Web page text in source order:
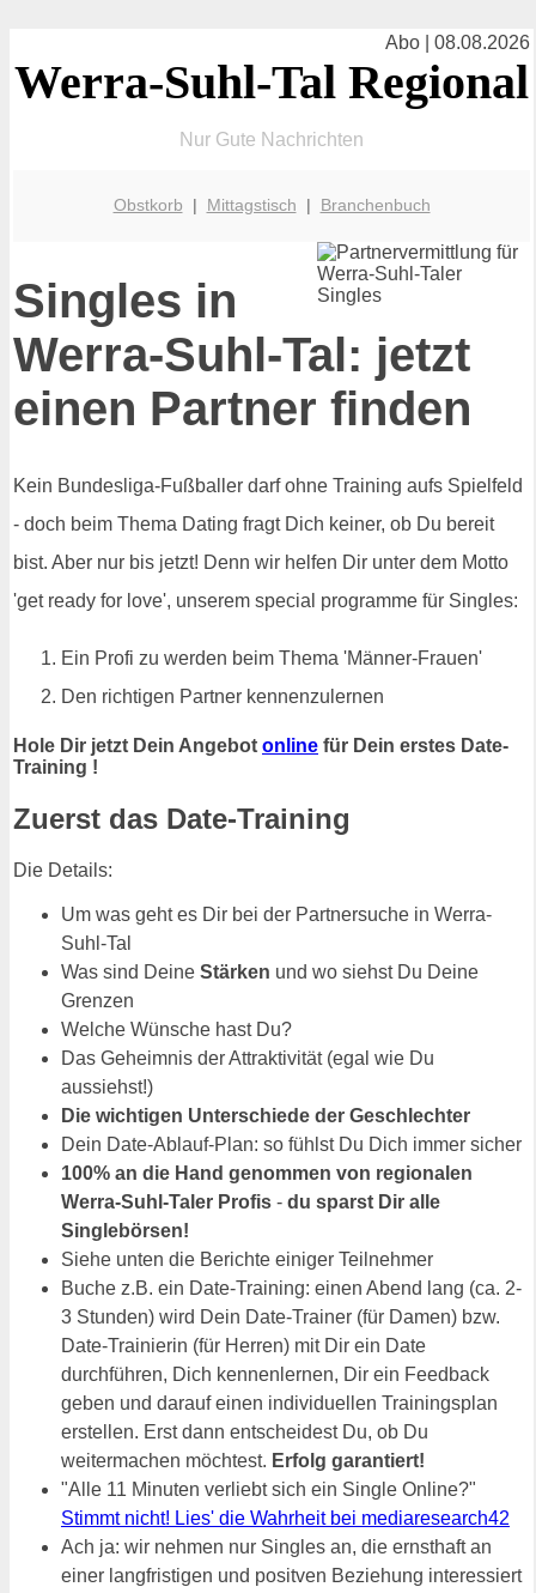
Abo | 08.08.2026
Werra-Suhl-Tal Regional
Nur Gute Nachrichten
Obstkorb | Mittagstisch | Branchenbuch
Singles in
Werra-Suhl-Tal: jetzt
einen Partner finden
Kein Bundesliga-Fußballer darf ohne Training aufs Spielfeld
- doch beim Thema Dating fragt Dich keiner, ob Du bereit
bist. Aber nur bis jetzt! Denn wir helfen Dir unter dem Motto
'get ready for love', unserem special programme für Singles:
Ein Profi zu werden beim Thema 'Männer-Frauen'
Den richtigen Partner kennenzulernen
Hole Dir jetzt Dein Angebot online für Dein erstes Date-
Training !
Zuerst das Date-Training
Die Details:
Um was geht es Dir bei der Partnersuche in Werra-
Suhl-Tal
Was sind Deine Stärken und wo siehst Du Deine
Grenzen
Welche Wünsche hast Du?
Das Geheimnis der Attraktivität (egal wie Du
aussiehst!)
Die wichtigen Unterschiede der Geschlechter
Dein Date-Ablauf-Plan: so fühlst Du Dich immer sicher
100% an die Hand genommen von regionalen
Werra-Suhl-Taler Profis - du sparst Dir alle
Singlebörsen!
Siehe unten die Berichte einiger Teilnehmer
Buche z.B. ein Date-Training: einen Abend lang (ca. 2-
3 Stunden) wird Dein Date-Trainer (für Damen) bzw.
Date-Trainierin (für Herren) mit Dir ein Date
durchführen, Dich kennenlernen, Dir ein Feedback
geben und darauf einen individuellen Trainingsplan
erstellen. Erst dann entscheidest Du, ob Du
weitermachen möchtest. Erfolg garantiert!
"Alle 11 Minuten verliebt sich ein Single Online?"
Stimmt nicht! Lies' die Wahrheit bei mediaresearch42
Ach ja: wir nehmen nur Singles an, die ernsthaft an
einer langfristigen und positven Beziehung interessiert